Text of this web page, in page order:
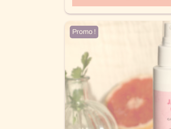
Promo !